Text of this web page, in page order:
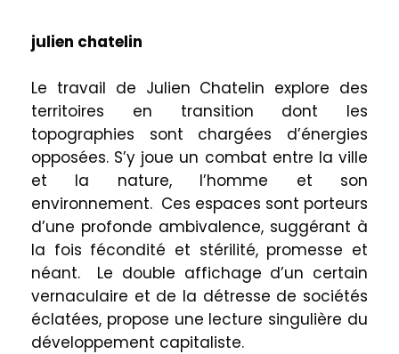
julien chatelin
Le travail de Julien Chatelin explore des
territoires en transition dont les
topographies sont chargées d’énergies
opposées. S’y joue un combat entre la ville
et la nature, l’homme et son
environnement. Ces espaces sont porteurs
d’une profonde ambivalence, suggérant à
la fois fécondité et stérilité, promesse et
néant. Le double affichage d’un certain
vernaculaire et de la détresse de sociétés
éclatées, propose une lecture singulière du
développement capitaliste.